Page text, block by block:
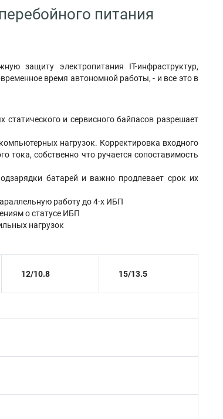
питания
защиту электропитания IT-инфраструктур,
время автономной работы, - и все это в
и сервисного байпасов разрешает
нагрузок. Корректировка входного
собственно что ручается сопоставимость
батарей и важно продлевает срок их
работу до 4-х ИБП
о статусе ИБП
нагрузок
12/10.8 15/13.5